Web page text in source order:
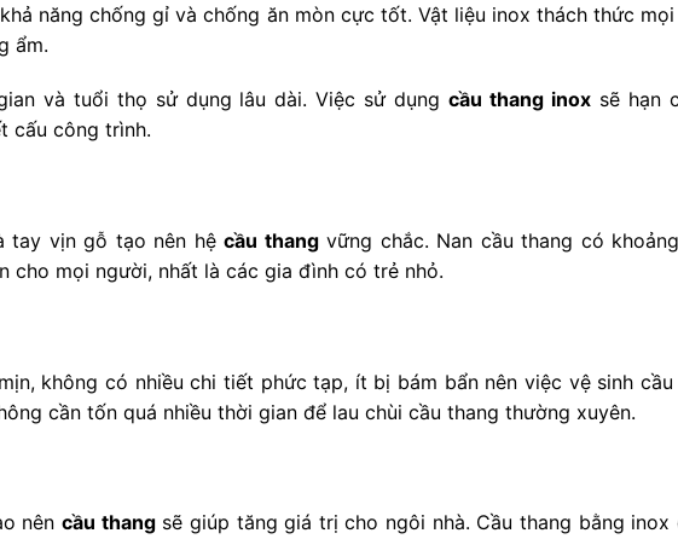
năng chống gỉ và chống ăn mòn cực tốt. Vật liệu inox thách thức
ẩm.
và tuổi thọ sử dụng lâu dài. Việc sử dụngcầu thang inox sẽ hạn
cấu công trình.
tay vịn gỗ tạo nên hệcầu thangvững chắc. Nan cầu thang có
cho mọi người, nhất là các gia đình có trẻ nhỏ.
không có nhiều chi tiết phức tạp, ít bị bám bẩn nên việc vệ sinh
cần tốn quá nhiều thời gian để lau chùi cầu thang thường xuyên.
nên cầu thangsẽ giúp tăng giá trị cho ngôi nhà. Cầu thang bằng inox